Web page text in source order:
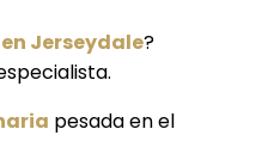
Jerseydale?
pesada en el